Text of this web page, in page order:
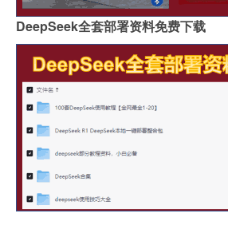
DeepSeek全套部署资料免费下载